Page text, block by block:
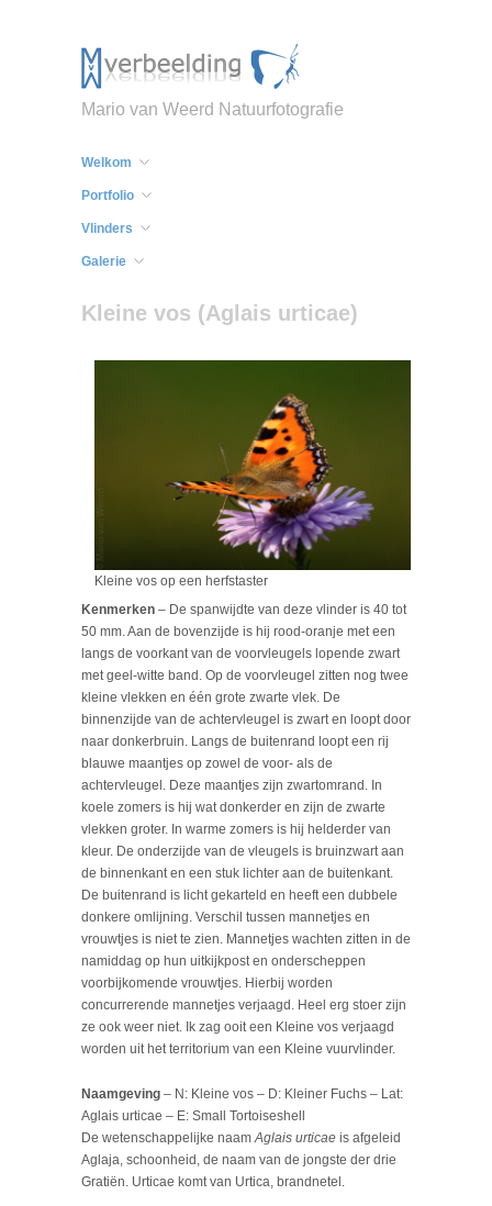
Mario van Weerd Natuurfotografie
Welkom
Portfolio
Vlinders
Galerie
Kleine vos (Aglais urticae)
Kleine vos op een herfstaster
Kenmerken – De spanwijdte van deze vlinder is 40 tot
50 mm. Aan de bovenzijde is hij rood-oranje met een
langs de voorkant van de voorvleugels lopende zwart
met geel-witte band. Op de voorvleugel zitten nog twee
kleine vlekken en één grote zwarte vlek. De
binnenzijde van de achtervleugel is zwart en loopt door
naar donkerbruin. Langs de buitenrand loopt een rij
blauwe maantjes op zowel de voor- als de
achtervleugel. Deze maantjes zijn zwartomrand. In
koele zomers is hij wat donkerder en zijn de zwarte
vlekken groter. In warme zomers is hij helderder van
kleur. De onderzijde van de vleugels is bruinzwart aan
de binnenkant en een stuk lichter aan de buitenkant.
De buitenrand is licht gekarteld en heeft een dubbele
donkere omlijning. Verschil tussen mannetjes en
vrouwtjes is niet te zien. Mannetjes wachten zitten in de
namiddag op hun uitkijkpost en onderscheppen
voorbijkomende vrouwtjes. Hierbij worden
concurrerende mannetjes verjaagd. Heel erg stoer zijn
ze ook weer niet. Ik zag ooit een Kleine vos verjaagd
worden uit het territorium van een Kleine vuurvlinder.
Naamgeving – N: Kleine vos – D: Kleiner Fuchs – Lat:
Aglais urticae – E: Small Tortoiseshell
De wetenschappelijke naamAglais urticae is afgeleid
Aglaja, schoonheid, de naam van de jongste der drie
Gratiën. Urticae komt van Urtica, brandnetel.